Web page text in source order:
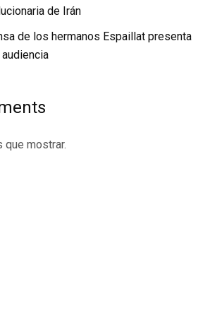
de Irán
de los hermanos Espaillat presenta
que mostrar.